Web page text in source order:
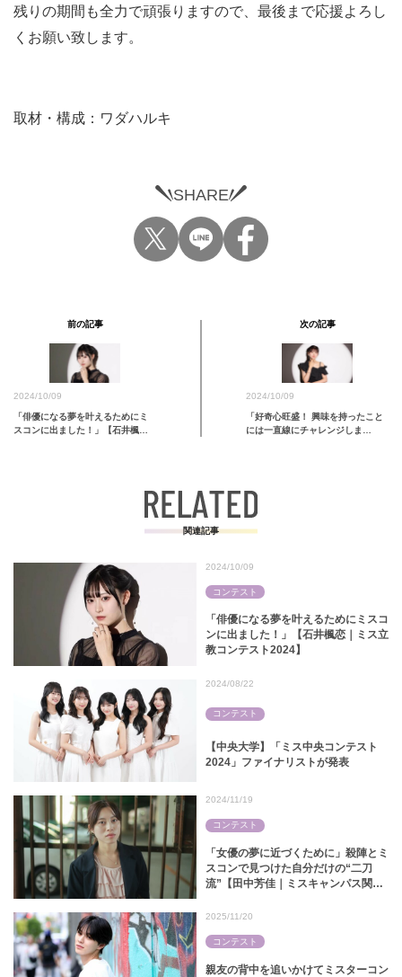
残りの期間も全力で頑張りますので、最後まで応援よろし
くお願い致します。
取材・構成：ワダハルキ
SHARE
前の記事
2024/10/09
「俳優になる夢を叶えるためにミ
スコンに出ました！」【石井楓恋
次の記事
2024/10/09
「好奇心旺盛！ 興味を持ったこと
には一直線にチャレンジしま
関連記事
「俳優になる夢を叶えるためにミスコ
ンに出ました！」【石井楓恋｜ミス立
教コンテスト2024】
2024/10/09
コンテスト
【中央大学】「ミス中央コンテスト
2024」ファイナリストが発表
2024/08/22
コンテスト
「女優の夢に近づくために」殺陣とミ
スコンで見つけた自分だけの“二刀
流”【田中芳佳｜ミスキャンパス関大
2024/11/19
コンテスト
親友の背中を追いかけてミスターコン
2025/11/20
コンテスト